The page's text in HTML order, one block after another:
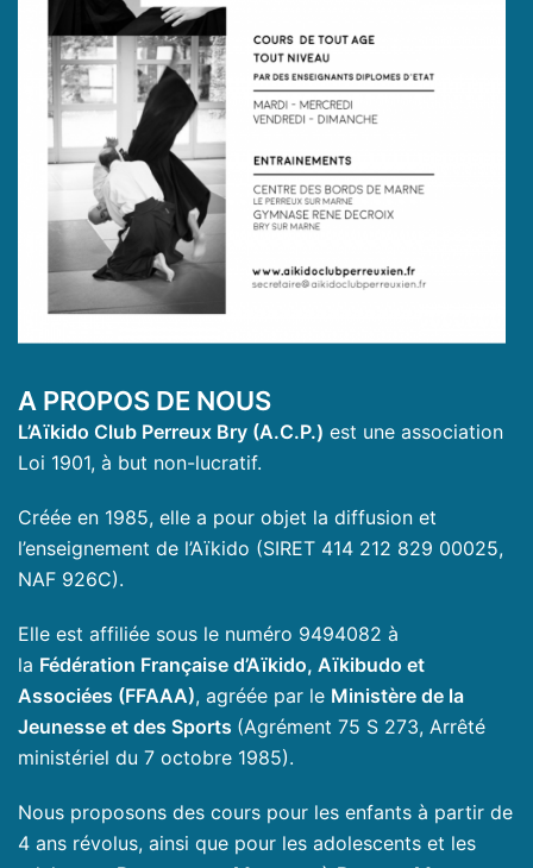
A PROPOS DE NOUS
L’Aïkido Club Perreux Bry (A.C.P.) est une association
Loi 1901, à but non-lucratif.
Créée en 1985, elle a pour objet la diffusion et
l’enseignement de l’Aïkido (SIRET 414 212 829 00025,
NAF 926C).
Elle est affiliée sous le numéro 9494082 à
la Fédération Française d’Aïkido, Aïkibudo et
Associées (FFAAA), agréée par le Ministère de la
Jeunesse et des Sports (Agrément 75 S 273, Arrêté
ministériel du 7 octobre 1985).
Nous proposons des cours pour les enfants à partir de
4 ans révolus, ainsi que pour les adolescents et les